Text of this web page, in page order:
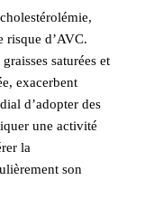
risque d’AVC.
saturées et
exacerbent
d’adopter des
une activité
la
son